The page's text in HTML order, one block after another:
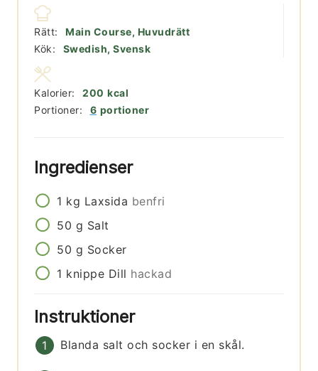
Rätt:
Main Course, Huvudrätt
Kök:
Swedish, Svensk
Portioner: 6 portioner
Kalorier: 200 kcal
Ingredienser
1 kg Laxsida benfri
50 g Salt
50 g Socker
1 knippe Dill hackad
Instruktioner
Blanda salt och socker i en skål.